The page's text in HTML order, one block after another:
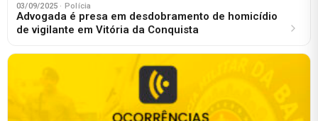
03/09/2025 · Polícia
Advogada é presa em desdobramento de homicídio
de vigilante em Vitória da Conquista